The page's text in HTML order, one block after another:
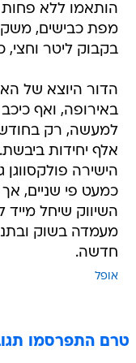
בקבוק ליטר וחצי,
הדור היוצא של
באירופה, ואף
אלף יחידות
הישירה
כמעט פי שניים,
השיווק שיחל
מעמדה בשוק
חדשה.
אופל
טרם התפרסמו